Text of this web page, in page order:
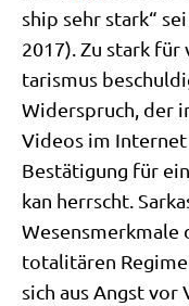
ship sehr stark“
2017). Zu stark
ta­ris­mus
Wider­spruch, der
Vide­os im
Bestä­ti­gung für
kan herrscht.
Wesens­merk­ma­le
tota­li­tä­ren
sich aus Angst